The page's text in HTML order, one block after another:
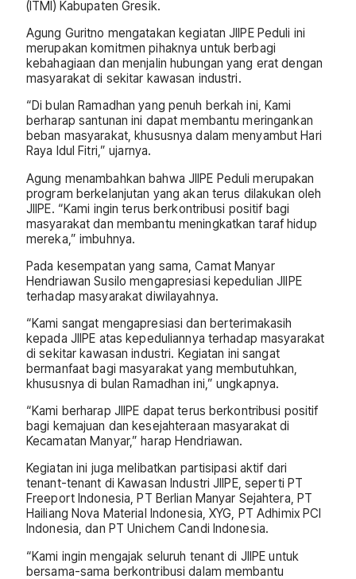
(ITMI) Kabupaten Gresik.
Agung Guritno mengatakan kegiatan JIIPE Peduli ini
merupakan komitmen pihaknya untuk berbagi
kebahagiaan dan menjalin hubungan yang erat dengan
masyarakat di sekitar kawasan industri.
“Di bulan Ramadhan yang penuh berkah ini, Kami
berharap santunan ini dapat membantu meringankan
beban masyarakat, khususnya dalam menyambut Hari
Raya Idul Fitri,” ujarnya.
Agung menambahkan bahwa JIIPE Peduli merupakan
program berkelanjutan yang akan terus dilakukan oleh
JIIPE. “Kami ingin terus berkontribusi positif bagi
masyarakat dan membantu meningkatkan taraf hidup
mereka,” imbuhnya.
Pada kesempatan yang sama, Camat Manyar
Hendriawan Susilo mengapresiasi kepedulian JIIPE
terhadap masyarakat diwilayahnya.
“Kami sangat mengapresiasi dan berterimakasih
kepada JIIPE atas kepeduliannya terhadap masyarakat
di sekitar kawasan industri. Kegiatan ini sangat
bermanfaat bagi masyarakat yang membutuhkan,
khususnya di bulan Ramadhan ini,” ungkapnya.
“Kami berharap JIIPE dapat terus berkontribusi positif
bagi kemajuan dan kesejahteraan masyarakat di
Kecamatan Manyar,” harap Hendriawan.
Kegiatan ini juga melibatkan partisipasi aktif dari
tenant-tenant di Kawasan Industri JIIPE, seperti PT
Freeport Indonesia, PT Berlian Manyar Sejahtera, PT
Hailiang Nova Material Indonesia, XYG, PT Adhimix PCI
Indonesia, dan PT Unichem Candi Indonesia.
“Kami ingin mengajak seluruh tenant di JIIPE untuk
bersama-sama berkontribusi dalam membantu